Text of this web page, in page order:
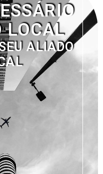
LOCAL
ALIADO